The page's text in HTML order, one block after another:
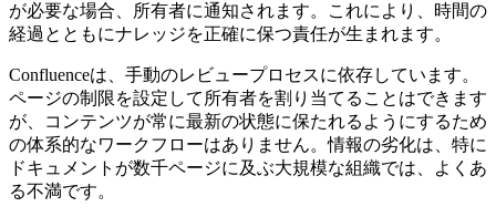
が必要な場合、所有者に通知されます。これにより、時間の
経過とともにナレッジを正確に保つ責任が生まれます。
Confluenceは、手動のレビュープロセスに依存しています。
ページの制限を設定して所有者を割り当てることはできます
が、コンテンツが常に最新の状態に保たれるようにするため
の体系的なワークフローはありません。情報の劣化は、特に
ドキュメントが数千ページに及ぶ大規模な組織では、よくあ
る不満です。